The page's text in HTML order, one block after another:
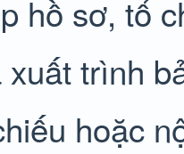
hồ sơ, tổ
trình
hoặc